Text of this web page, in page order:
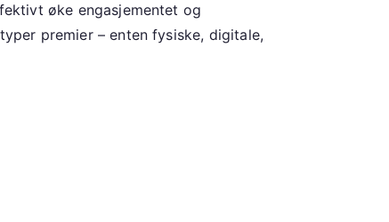
øke engasjementet og
premier – enten fysiske, digitale,